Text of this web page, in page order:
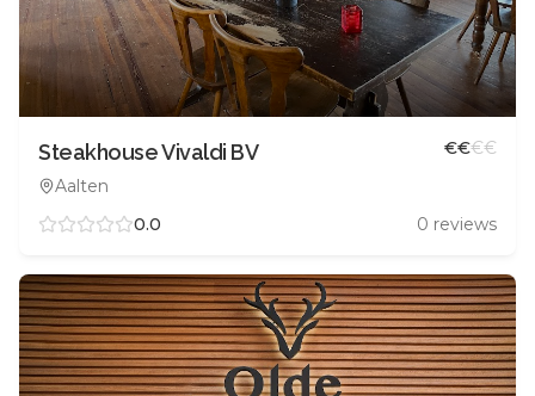
Steakhouse Vivaldi BV
Aalten
€€€€
0.0 0 reviews